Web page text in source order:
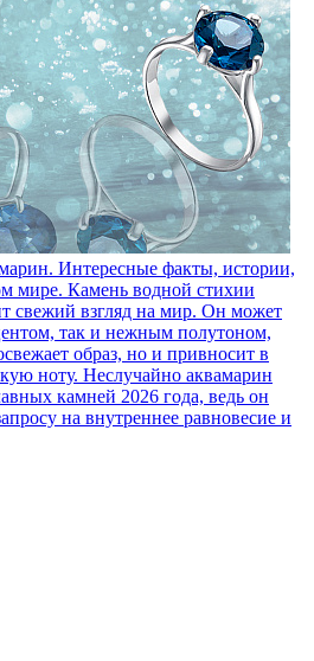
Интересные факты, истории,
мире. Камень водной стихии
свежий взгляд на мир. Он может
так и нежным полутоном,
образ, но и привносит в
ноту. Неслучайно аквамарин
камней 2026 года, ведь он
на внутреннее равновесие и